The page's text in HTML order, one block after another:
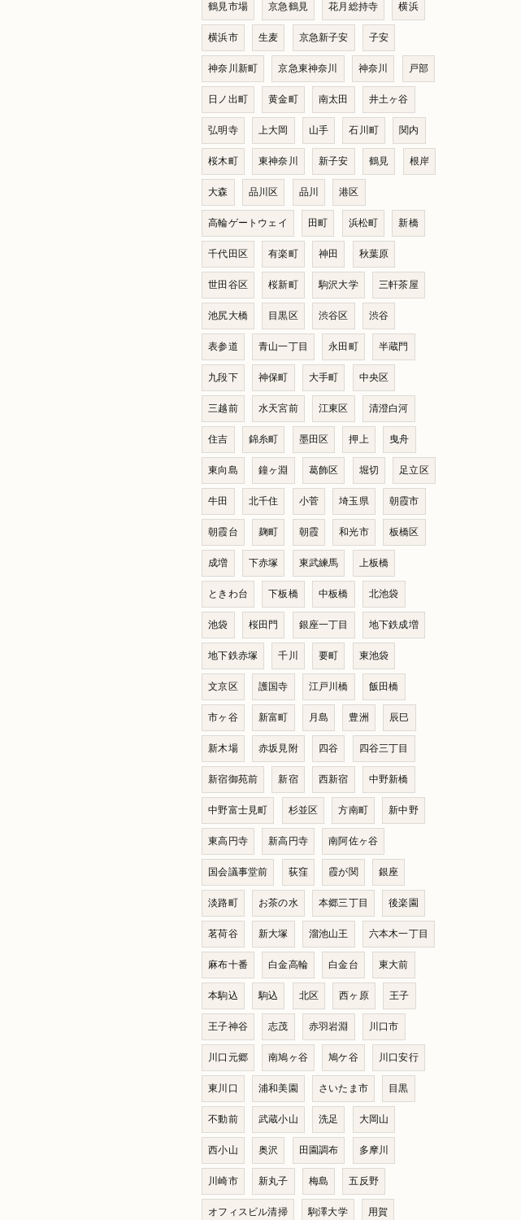
鶴見市場 京急鶴見 花月総持寺 横浜
横浜市 生麦 京急新子安 子安
神奈川新町 京急東神奈川 神奈川 戸部
日ノ出町 黄金町 南太田 井土ヶ谷
弘明寺 上大岡 山手 石川町 関内
桜木町 東神奈川 新子安 鶴見 根岸
大森 品川区 品川 港区
高輪ゲートウェイ 田町 浜松町 新橋
千代田区 有楽町 神田 秋葉原
世田谷区 桜新町 駒沢大学 三軒茶屋
池尻大橋 目黒区 渋谷区 渋谷
表参道 青山一丁目 永田町 半蔵門
九段下 神保町 大手町 中央区
三越前 水天宮前 江東区 清澄白河
住吉 錦糸町 墨田区 押上 曳舟
東向島 鐘ヶ淵 葛飾区 堀切 足立区
牛田 北千住 小菅 埼玉県 朝霞市
朝霞台 麹町 朝霞 和光市 板橋区
成増 下赤塚 東武練馬 上板橋
ときわ台 下板橋 中板橋 北池袋
池袋 桜田門 銀座一丁目 地下鉄成増
地下鉄赤塚 千川 要町 東池袋
文京区 護国寺 江戸川橋 飯田橋
市ヶ谷 新富町 月島 豊洲 辰巳
新木場 赤坂見附 四谷 四谷三丁目
新宿御苑前 新宿 西新宿 中野新橋
中野富士見町 杉並区 方南町 新中野
東高円寺 新高円寺 南阿佐ヶ谷
国会議事堂前 荻窪 霞が関 銀座
淡路町 お茶の水 本郷三丁目 後楽園
茗荷谷 新大塚 溜池山王 六本木一丁目
麻布十番 白金高輪 白金台 東大前
本駒込 駒込 北区 西ヶ原 王子
王子神谷 志茂 赤羽岩淵 川口市
川口元郷 南鳩ヶ谷 鳩ケ谷 川口安行
東川口 浦和美園 さいたま市 目黒
不動前 武蔵小山 洗足 大岡山
西小山 奥沢 田園調布 多摩川
川崎市 新丸子 梅島 五反野
オフィスビル清掃 駒澤大学 用賀